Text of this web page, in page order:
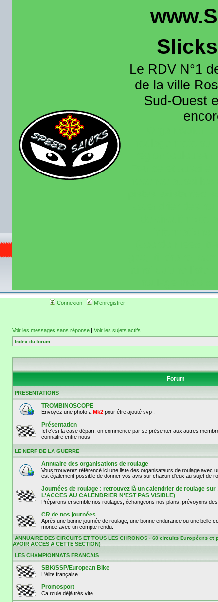
Le RDV N°1
de la ville
Sud-Ouest
Connexion M'enregistrer
Voir les messages sans réponse | Voir les sujets actifs
Index du forum
Forum
PRESENTATIONS
TROMBINOSCOPE
Envoyez une photo a Mk2 pour être ajouté svp :
Présentation
Ici c'est la case départ, on commence par se présenter aux autres
connaitre entre nous
LE NERF DE LA GUERRE
Annuaire des organisations de roulage
Vous trouverez référencé ici une liste des organisateurs de roulage avec
est également possible de donner vos avis sur chacun d'eux au sujet de
Journées de roulage : retrouvez là un calendrier de roulage sur
L'ACCES AU CALENDRIER N'EST PAS VISIBLE)
Préparons ensemble nos roulages, échangeons nos plans, prévoyons
CR de nos journées
Après une bonne journée de roulage, une bonne endurance ou une belle
monde avec un compte rendu.
ANNUAIRE DES CIRCUITS ET TOUS LES CHRONOS - 60 circuits Européens
AVOIR ACCES A CETTE SECTION)
LES CHAMPIONNATS FRANCAIS
SBK/SSP/European Bike
L'élite française ...
Promosport
Ca roule déjà trés vite ...